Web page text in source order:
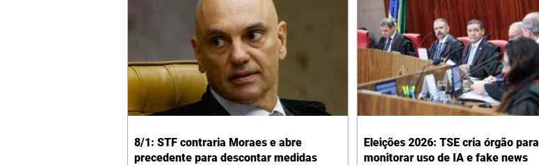
8/1: STF contraria Moraes e abre
precedente para descontar medidas
Eleições 2026: TSE cria órgão para
monitorar uso de IA e fake news